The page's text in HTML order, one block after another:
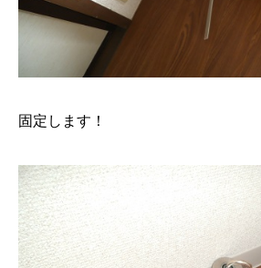
固定します！